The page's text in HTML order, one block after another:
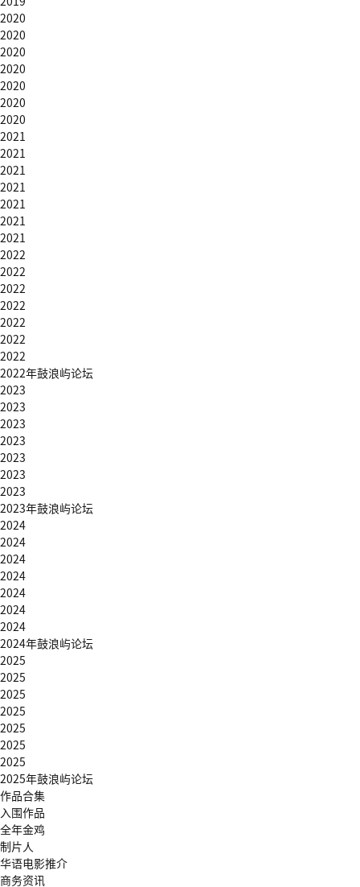
2020
2020
2020
2020
2020
2020
2020
2021
2021
2021
2021
2021
2021
2021
2022
2022
2022
2022
2022
2022
2022
2022年鼓浪屿论坛
2023
2023
2023
2023
2023
2023
2023
2023年鼓浪屿论坛
2024
2024
2024
2024
2024
2024
2024
2024年鼓浪屿论坛
2025
2025
2025
2025
2025
2025
2025
2025年鼓浪屿论坛
作品合集
入围作品
全年金鸡
制片人
华语电影推介
商务资讯